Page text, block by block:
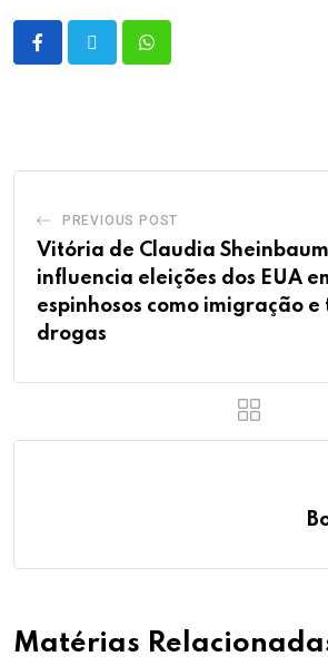
PREVIOUS POST
Vitória de Claudia
influencia eleições dos EUA
espinhosos como imigração
drogas
Matérias